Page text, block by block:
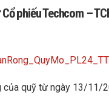
phiếu Techcom –
của quỹ từ ngày 13/